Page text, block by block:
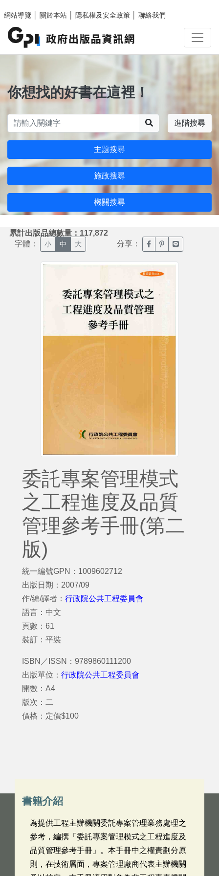
網站導覽
關於本站 隱私權及安全政策 聯絡我們
你想找的好書在這裡！
進階搜尋
主題搜尋
施政搜尋
機關搜尋
累計出版品總數量：117,872
字體： 小 中 大 分享： 臉書分享(另開新視窗)
噗浪分享(另開新
Line分享(另
委託專案管理模式
之工程進度及品質
管理參考手冊(第二
版)
統一編號GPN：1009602712
出版日期：2007/09
作/編/譯者： 行政院公共工程委員會
語言：中文
頁數：61
裝訂：平裝
ISBN／ISSN：9789860111200
出版單位： 行政院公共工程委員會
開數：A4
版次：二
價格：定價$100
書籍介紹
為提供工程主辦機關委託專案管理業務處理之
參考，編撰「委託專案管理模式之工程進度及
品質管理參考手冊」。本手冊中之權責劃分原
則，在技術層面，專案管理廠商代表主辦機關